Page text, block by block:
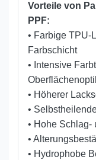
Vorteile von
PPF:
• Farbige TPU-
Farbschicht
• Intensive
• Höherer
•
• Hohe
•
• Hydrophobe